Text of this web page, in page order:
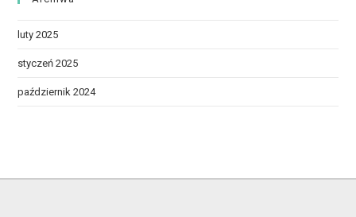
luty 2025
styczeń 2025
październik 2024